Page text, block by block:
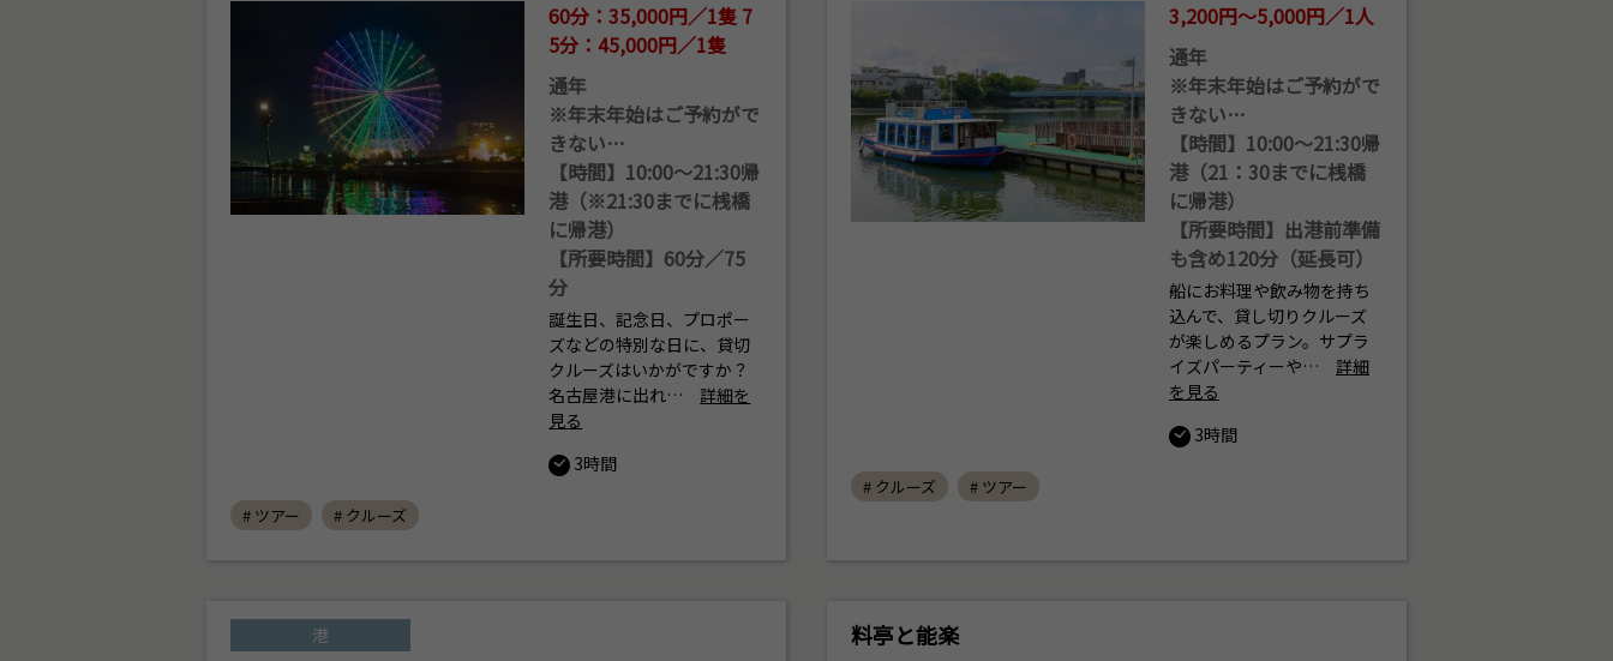
60分：35,000円／1隻 7
5分：45,000円／1隻
通年
※年末年始はご予約がで
きない…
【時間】10:00～21:30帰
港（※21:30までに桟橋
に帰港）
【所要時間】60分／75
分
誕生日、記念日、プロポー
ズなどの特別な日に、貸切
クルーズはいかがですか？
名古屋港に出れ…
詳細を
見る
3時間
# ツアー # クルーズ
3,200円～5,000円／1人
通年
※年末年始はご予約がで
きない…
【時間】10:00〜21:30帰
港（21：30までに桟橋
に帰港）
【所要時間】出港前準備
も含め120分（延長可）
船にお料理や飲み物を持ち
込んで、貸し切りクルーズ
が楽しめるプラン。サプラ
イズパーティーや…
詳細
を見る
3時間
# クルーズ # ツアー
港 料亭と能楽